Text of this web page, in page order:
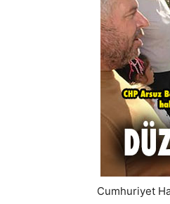
Cumhuriyet